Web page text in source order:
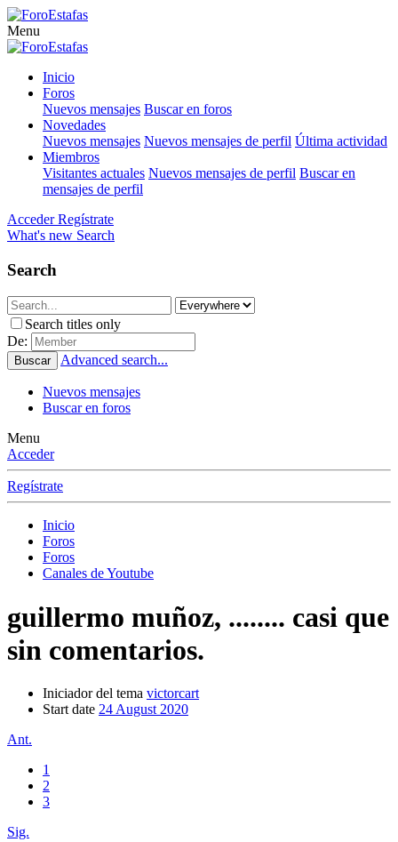
Menu
Inicio
Foros
Nuevos mensajes Buscar en foros
Novedades
Nuevos mensajes Nuevos mensajes de perfil Última actividad
Miembros
Visitantes actuales Nuevos mensajes de perfil Buscar en
mensajes de perfil
Acceder Regístrate
What's new Search
Search
Search titles only
De:
Buscar Advanced search...
Nuevos mensajes
Buscar en foros
Menu
Acceder
Regístrate
Inicio
Foros
Foros
Canales de Youtube
guillermo muñoz, ........ casi que
sin comentarios.
Iniciador del tema victorcart
Start date 24 August 2020
Ant.
1
2
3
Sig.